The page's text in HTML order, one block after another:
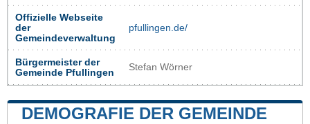
Offizielle Webseite
der
Gemeindeverwaltung
pfullingen.de/
Bürgermeister der
Gemeinde Pfullingen
Stefan Wörner
DEMOGRAFIE DER GEMEINDE